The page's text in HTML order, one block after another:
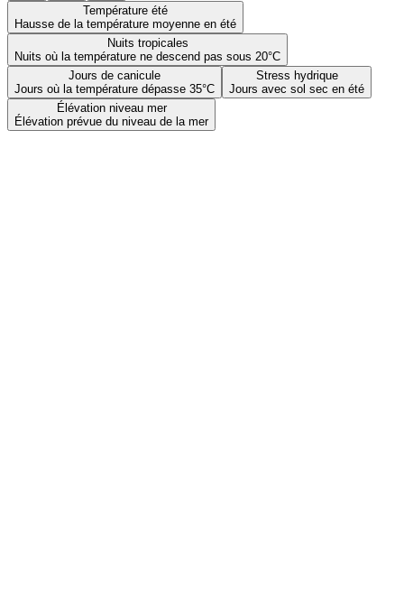
Température été
Hausse de la température moyenne en été
Nuits tropicales
Nuits où la température ne descend pas sous 20°C
Jours de canicule
Jours où la température dépasse 35°C
Stress hydrique
Jours avec sol sec en été
Élévation niveau mer
Élévation prévue du niveau de la mer